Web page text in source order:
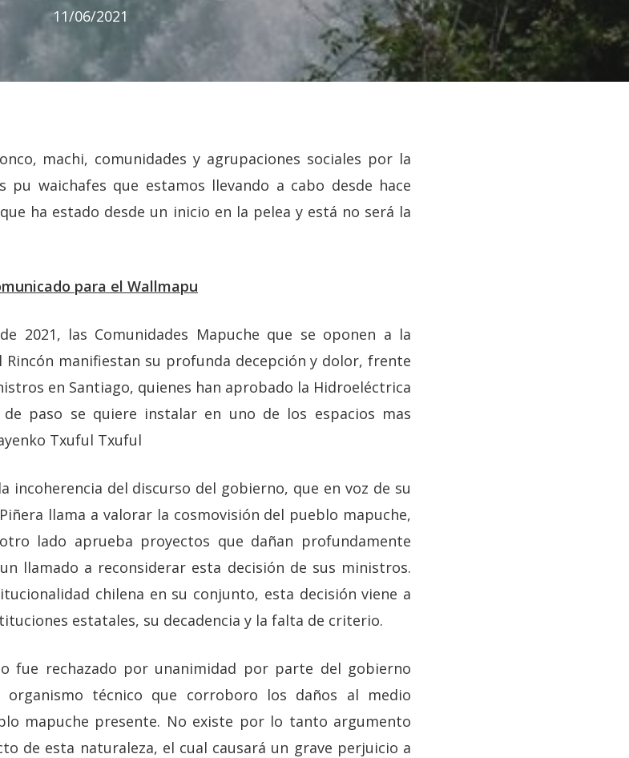
11/06/2021
machi, comunidades y agrupaciones sociales por la
waichafes que estamos llevando a cabo desde hace
ha estado desde un inicio en la pelea y está no será la
para el Wallmapu
2021, las Comunidades Mapuche que se oponen a la
manifiestan su profunda decepción y dolor, frente
en Santiago, quienes han aprobado la Hidroeléctrica
de paso se quiere instalar en uno de los espacios mas
Txuful Txuful
incoherencia del discurso del gobierno, que en voz de su
llama a valorar la cosmovisión del pueblo mapuche,
lado aprueba proyectos que dañan profundamente
llamado a reconsiderar esta decisión de sus ministros.
chilena en su conjunto, esta decisión viene a
estatales, su decadencia y la falta de criterio.
fue rechazado por unanimidad por parte del gobierno
técnico que corroboro los daños al medio
mapuche presente. No existe por lo tanto argumento
de esta naturaleza, el cual causará un grave perjuicio a